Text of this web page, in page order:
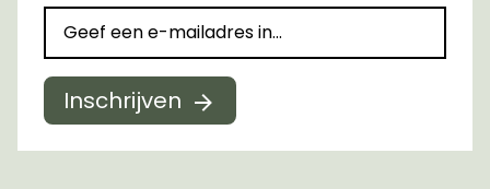
Inschrijven